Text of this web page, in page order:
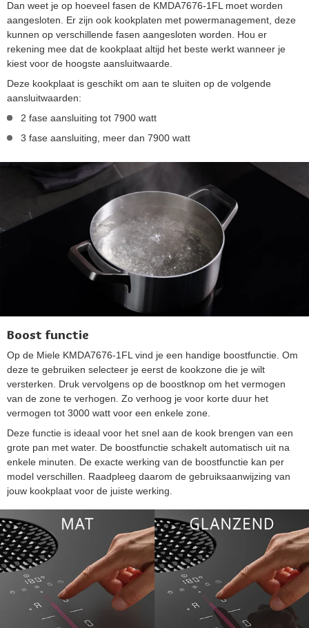
Dan weet je op hoeveel fasen de KMDA7676-1FL moet worden
aangesloten. Er zijn ook kookplaten met powermanagement, deze
kunnen op verschillende fasen aangesloten worden. Hou er
rekening mee dat de kookplaat altijd het beste werkt wanneer je
kiest voor de hoogste aansluitwaarde.
Deze kookplaat is geschikt om aan te sluiten op de volgende
aansluitwaarden:
2 fase aansluiting tot 7900 watt
3 fase aansluiting, meer dan 7900 watt
Boost functie
Op de Miele KMDA7676-1FL vind je een handige boostfunctie. Om
deze te gebruiken selecteer je eerst de kookzone die je wilt
versterken. Druk vervolgens op de boostknop om het vermogen
van de zone te verhogen. Zo verhoog je voor korte duur het
vermogen tot 3000 watt voor een enkele zone.
Deze functie is ideaal voor het snel aan de kook brengen van een
grote pan met water. De boostfunctie schakelt automatisch uit na
enkele minuten. De exacte werking van de boostfunctie kan per
model verschillen. Raadpleeg daarom de gebruiksaanwijzing van
jouw kookplaat voor de juiste werking.